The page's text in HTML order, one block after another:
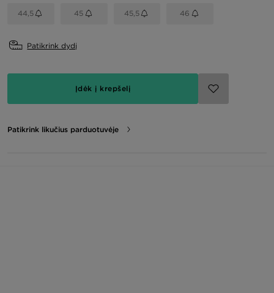
44,5 45 45,5 46
Patikrink dydį
Įdėk į krepšelį
Patikrink likučius parduotuvėje